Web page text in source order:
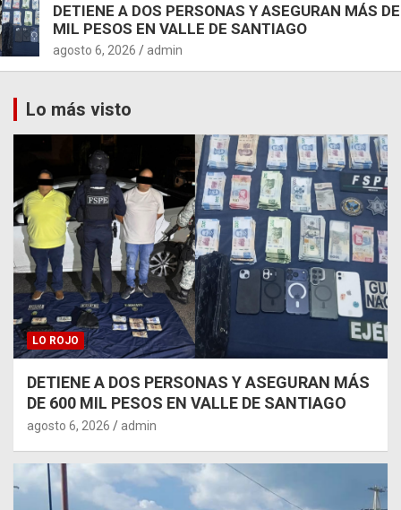
DETIENE A DOS PERSONAS Y ASEGURAN MÁS
MIL PESOS EN VALLE DE SANTIAGO
agosto 6, 2026 admin
Lo más visto
LO ROJO
DETIENE A DOS PERSONAS Y ASEGURAN MÁS
DE 600 MIL PESOS EN VALLE DE SANTIAGO
agosto 6, 2026 admin